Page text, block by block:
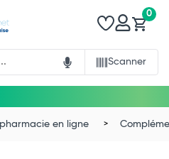
Scanner
0
en ligne